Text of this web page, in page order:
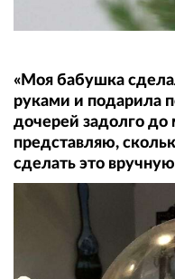
«Моя бабушка
руками и подарила
дочерей задолго
представляю,
сделать это вручную